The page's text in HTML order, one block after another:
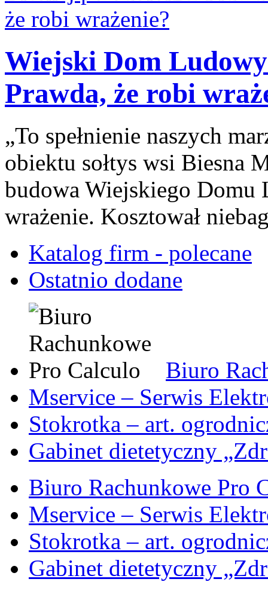
Wiejski Dom
Prawda, że robi
„To spełnienie naszych
obiektu sołtys wsi Biesna
budowa Wiejskiego Domu
wrażenie. Kosztował
Katalog firm - polecane
Ostatnio dodane
Biuro
Mservice – Serwis
Stokrotka – art.
Gabinet dietetyczny
Biuro Rachunkowe Pro
Mservice – Serwis
Stokrotka – art.
Gabinet dietetyczny